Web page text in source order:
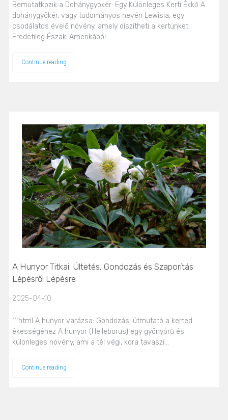
Bemutatkozik a Dohánygyökér: Egy Különleges Kerti Ékkő A
dohánygyökér, vagy tudományos nevén Lewisia, egy
csodálatos évelő növény, amely díszítheti a kertünket.
Eredetileg Észak-Amerikából…
Continue reading
A Hunyor Titkai: Ültetés, Gondozás és Szaporítás
Lépésről Lépésre
2025-04-10
```html A hunyor varázsa: Gondozási útmutató a kerted
ékességéhez A hunyor (Helleborus) egy gyönyörű és
különleges növény, ami a tél végi, kora tavaszi…
Continue reading